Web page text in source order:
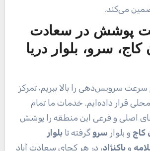
می‌کند.
پوشش در سعادت
کاج، سرو، بلوار دریا
سرعت سرویس‌دهی را بالا ببریم، تمرکز
قرار داده‌ایم. خدمات ما تمام
اصلی و فرعی این منطقه را پوشش
کاج و بلوار سرو گرفته تا بلوار
و پاکنژاد، در هر کجای سعادت آباد